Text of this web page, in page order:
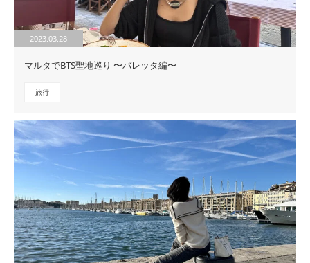
2023.03.28
マルタでBTS聖地巡り 〜バレッタ編〜
旅行